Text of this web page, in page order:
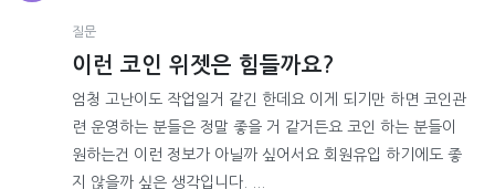
질문
이런 코인 위젯은 힘들까요?
엄청 고난이도 작업일거 같긴 한데요 이게 되기만 하면 코인관
련 운영하는 분들은 정말 좋을 거 같거든요 코인 하는 분들이
원하는건 이런 정보가 아닐까 싶어서요 회원유입 하기에도 좋
지 않을까 싶은 생각입니다. ...